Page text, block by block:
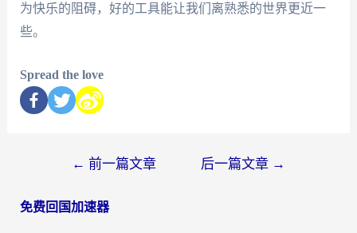
为快乐的阻碍，好的工具能让我们离熟悉的世界更近一
些。
Spread the love
← 前一篇文章 后一篇文章 →
免费回国加速器